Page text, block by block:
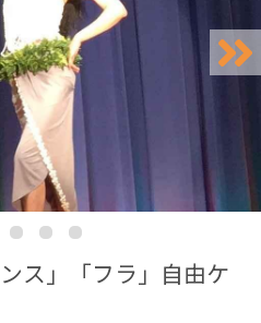
ス」「フラ」自由ケ